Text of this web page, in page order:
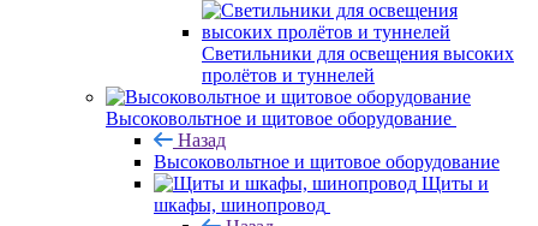
Светильники для освещения высоких
пролётов и туннелей
Высоковольтное и щитовое оборудование
Назад
Высоковольтное и щитовое оборудование
Щиты и
шкафы, шинопровод